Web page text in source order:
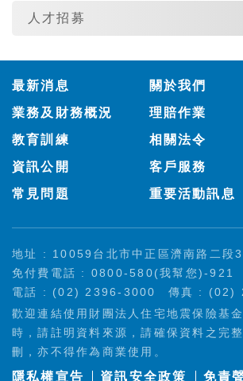
人才招募
最新消息
關於我們
業務及財務概況
理賠作業
教育訓練
相關法令
資訊公開
客戶服務
常見問題
重要活動訊息
地址 : 10059台北市中正區濟南路二段
免付費電話 : 0800-580(我幫您)-921
電話 : (02) 2396-3000
傳真 : (02)
歡迎連結使用財團法人住宅地震保險基
時，請註明資料來源，請確保資料之完
刪，亦不得作為商業使用。
隱私權宣告 資訊安全政策 免責